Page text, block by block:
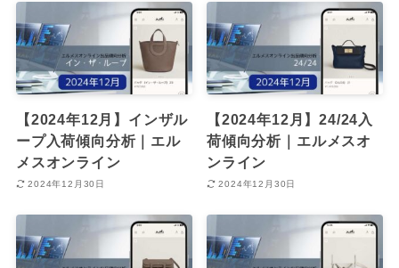
【2024年12月】インザル
ープ入荷傾向分析｜エル
メスオンライン
2024年12月30日
【2024年12月】24/24入
荷傾向分析｜エルメスオ
ンライン
2024年12月30日